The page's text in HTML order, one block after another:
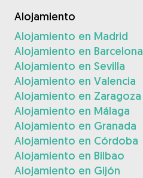
Alojamiento
Alojamiento en Madrid
Alojamiento en Barcelona
Alojamiento en Sevilla
Alojamiento en Valencia
Alojamiento en Zaragoza
Alojamiento en Málaga
Alojamiento en Granada
Alojamiento en Córdoba
Alojamiento en Bilbao
Alojamiento en Gijón